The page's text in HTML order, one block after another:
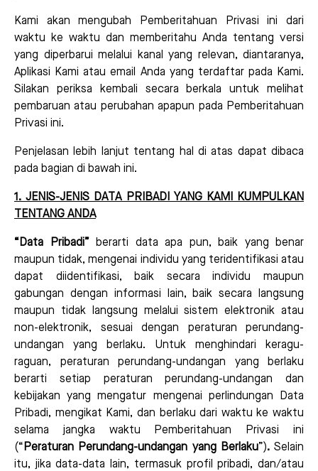
Kami akan mengubah Pemberitahuan Privasi ini dari
waktu ke waktu dan memberitahu Anda tentang versi
yang diperbarui melalui kanal yang relevan, diantaranya,
Aplikasi Kami atau email Anda yang terdaftar pada Kami.
Silakan periksa kembali secara berkala untuk melihat
pembaruan atau perubahan apapun pada Pemberitahuan
Privasi ini.
Penjelasan lebih lanjut tentang hal di atas dapat dibaca
pada bagian di bawah ini.
1. JENIS-JENIS DATA PRIBADI YANG KAMI KUMPULKAN
TENTANG ANDA
“Data Pribadi”
berarti data apa pun, baik yang benar
maupun tidak, mengenai individu yang teridentifikasi atau
dapat diidentifikasi, baik secara individu maupun
gabungan dengan informasi lain, baik secara langsung
maupun tidak langsung melalui sistem elektronik atau
non-elektronik, sesuai dengan peraturan perundang-
undangan yang berlaku. Untuk menghindari keragu-
raguan, peraturan perundang-undangan yang berlaku
berarti setiap peraturan perundang-undangan dan
kebijakan yang mengatur mengenai perlindungan Data
Pribadi, mengikat Kami, dan berlaku dari waktu ke waktu
selama jangka waktu Pemberitahuan Privasi ini
(“ Peraturan Perundang-undangan yang Berlaku”). Selain
itu, jika data-data lain, termasuk profil pribadi, dan/atau